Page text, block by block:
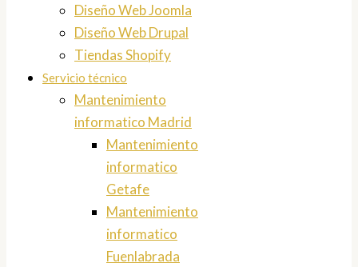
Diseño Web Joomla
Diseño Web Drupal
Tiendas Shopify
Servicio técnico
Mantenimiento
informatico Madrid
Mantenimiento
informatico
Getafe
Mantenimiento
informatico
Fuenlabrada